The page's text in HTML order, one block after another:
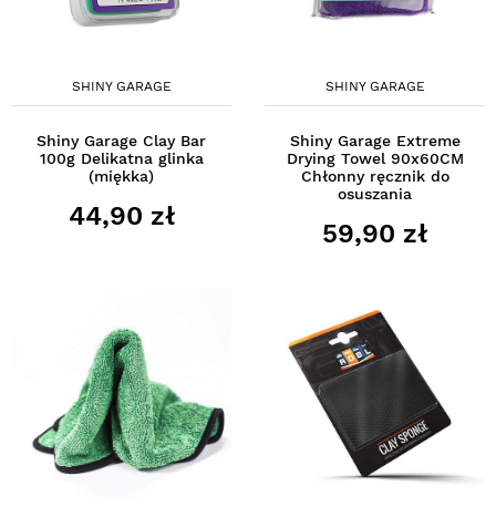
SHINY GARAGE
Shiny Garage Clay Bar
100g Delikatna glinka
(miękka)
44,90 zł
SHINY GARAGE
Shiny Garage Extreme
Drying Towel 90x60CM
Chłonny ręcznik do
osuszania
59,90 zł